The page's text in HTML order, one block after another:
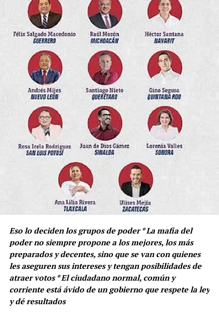
Nota: cantar es cantar, claro, de ‘Casta Diva’ (de la
Norma de Bellini que con la Caballé es tocar los dinteles
de la gloria), a ‘Llegó borracho el borracho’ (de José
Alfredo Jiménez, muy apropiada para macho demodé);
pero cantar en su séptima acepción, es “avisar o dar
noticia de algo”, usado en marinería, y en la 18 es
“descubrir o confesar algo”, por eso se dice que un
criminal cantó cuando soltó la sopa, a palos, por su
voluntad, por cobrar venganza o por conseguir algún
beneficio, que le receten menos años de cárcel si está en
proceso; si está sentenciado, que le rebajen la pena o lo
pongan en algún presidio amistoso (hay), y a veces,
hasta ser liberado, pasa.
Así es que el gobierno de los EUA prepara con mucho
entusiasmo ese coro del que se dice, contará con una
gran producción y cobertura de medios, en especial de
televisión y redes sociales. Se espera un ‘hitazo’ como
hace mucho no ha habido.
Hasta hace un par de años escasos, los EUA se
conformaban con conseguir solistas, con poco éxito, hay
que decirlo, pues por ejemplo, el tenor ligero Genaro
García Luna a ningún precio ha querido cantar allá o el
afamado tenor Joaquín Guzmán, conocido como el
Chapo, que de plano se rehusaba a cantar para ellos,
aunque ya quiere (… auroras que son puñaladas, las rejas
Eso lo deciden los grupos de poder * La mafia del
poder no siempre propone a los mejores, los más
preparados y decentes, sino que se van con quienes
les aseguren sus intereses y tengan posibilidades de
atraer votos * El ciudadano normal, común y
corriente está ávido de un gobierno que respete la ley
y dé resultados